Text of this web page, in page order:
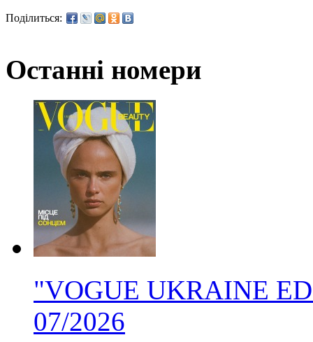
Поділиться:
Останні номери
"VOGUE UKRAINE
07/2026